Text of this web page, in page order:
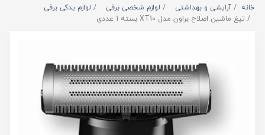
خانه آرایشی و بهداشتی لوازم شخصی برقی
لوازم یدکی برقی
تیغ ماشین اصلاح براون مدل XT10 بسته 1 عددی